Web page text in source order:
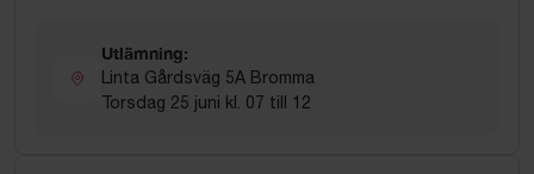
Utlämning:
Linta Gårdsväg 5A Bromma
Torsdag 25 juni kl. 07 till 12